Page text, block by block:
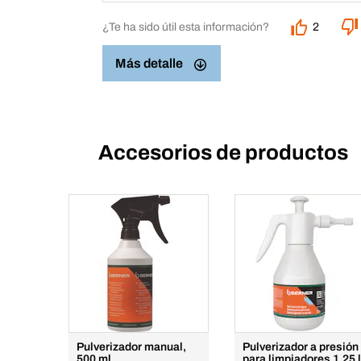
¿Te ha sido útil esta información? 2
Más detalle
Accesorios de productos
Pulverizador manual,
Pulverizador a presión